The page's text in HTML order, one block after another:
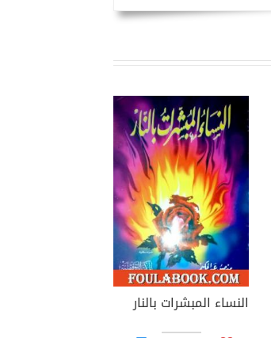
النساء المبشرات بالنار